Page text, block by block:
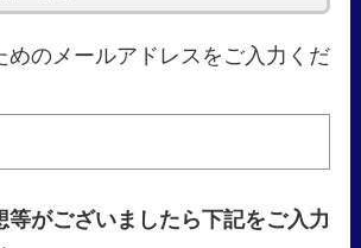
めのメールアドレスをご入力くだ
等がございましたら下記をご入力